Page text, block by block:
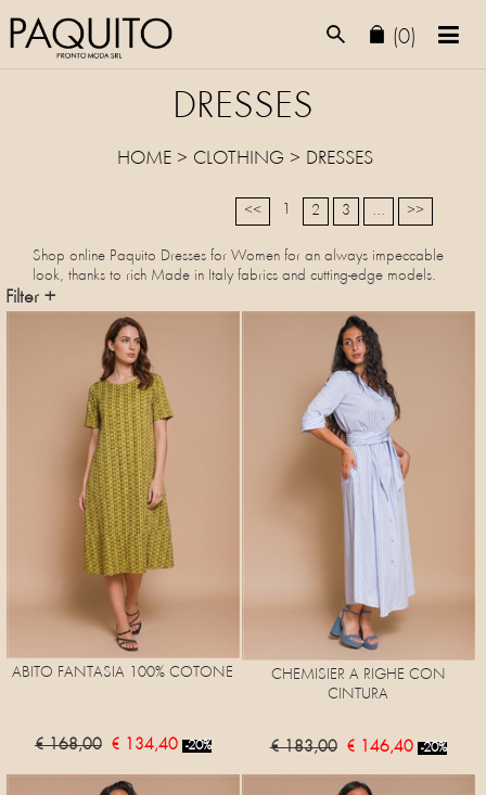
(0)
DRESSES
HOME> CLOTHING > DRESSES
<< 2 3 ... >>
Shop online Paquito Dresses for Women for an always impeccable
look, thanks to rich Made in Italy fabrics and cutting-edge models.
Filter +
ABITO FANTASIA 100% COTONE
€ 168,00 € 134,40 -20%
CHEMISIER A RIGHE CON
CINTURA
€ 183,00 € 146,40 -20%